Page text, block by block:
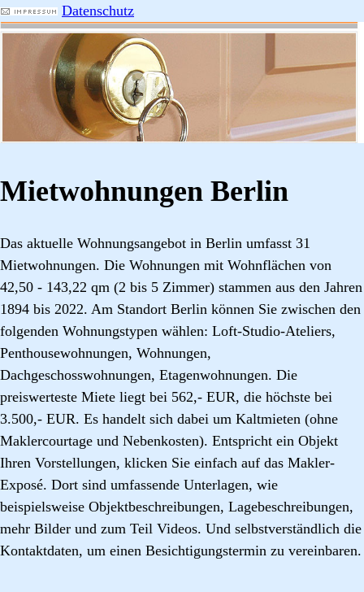
Datenschutz
Mietwohnungen Berlin
Das aktuelle Wohnungsangebot in Berlin umfasst 31
Mietwohnungen. Die Wohnungen mit Wohnflächen von
42,50 - 143,22 qm (2 bis 5 Zimmer) stammen aus den Jahren
1894 bis 2022. Am Standort Berlin können Sie zwischen den
folgenden Wohnungstypen wählen: Loft-Studio-Ateliers,
Penthousewohnungen, Wohnungen,
Dachgeschosswohnungen, Etagenwohnungen. Die
preiswerteste Miete liegt bei 562,- EUR, die höchste bei
3.500,- EUR. Es handelt sich dabei um Kaltmieten (ohne
Maklercourtage und Nebenkosten). Entspricht ein Objekt
Ihren Vorstellungen, klicken Sie einfach auf das Makler-
Exposé. Dort sind umfassende Unterlagen, wie
beispielsweise Objektbeschreibungen, Lagebeschreibungen,
mehr Bilder und zum Teil Videos. Und selbstverständlich die
Kontaktdaten, um einen Besichtigungstermin zu vereinbaren.